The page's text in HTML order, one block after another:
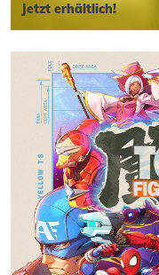
Jetzt erhältlich!